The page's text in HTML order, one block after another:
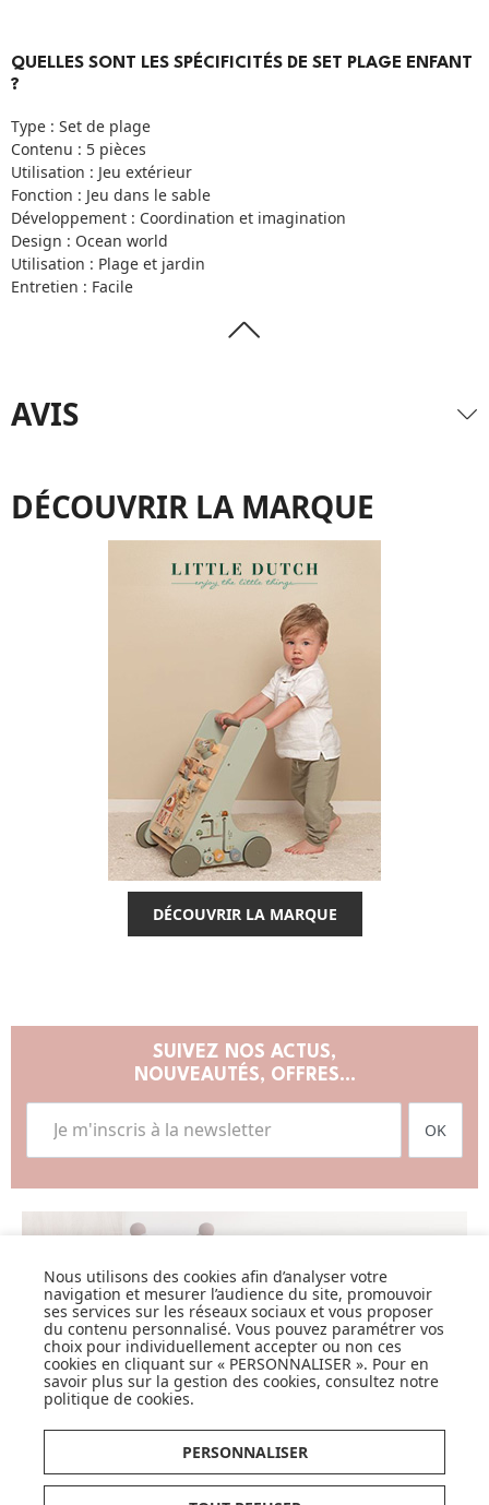
QUELLES SONT LES SPÉCIFICITÉS DE SET PLAGE ENFANT
?
Type : Set de plage
Contenu : 5 pièces
Utilisation : Jeu extérieur
Fonction : Jeu dans le sable
Développement : Coordination et imagination
Design : Ocean world
Utilisation : Plage et jardin
Entretien : Facile
AVIS
DÉCOUVRIR LA MARQUE
DÉCOUVRIR LA MARQUE
SUIVEZ NOS ACTUS,
NOUVEAUTÉS, OFFRES...
OK
LISTE DE NAISSANCE
JE DÉCOUVRE
CARTES CADEAUX
Nous utilisons des cookies afin d’analyser votre
navigation et mesurer l’audience du site, promouvoir
ses services sur les réseaux sociaux et vous proposer
du contenu personnalisé. Vous pouvez paramétrer vos
choix pour individuellement accepter ou non ces
cookies en cliquant sur « PERSONNALISER ». Pour en
savoir plus sur la gestion des cookies, consultez notre
politique de cookies.
PERSONNALISER